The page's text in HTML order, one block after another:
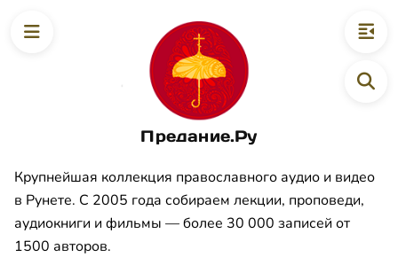
Предание.Ру
Крупнейшая коллекция православного аудио и видео
в Рунете. С 2005 года собираем лекции, проповеди,
аудиокниги и фильмы — более 30 000 записей от
1500 авторов.